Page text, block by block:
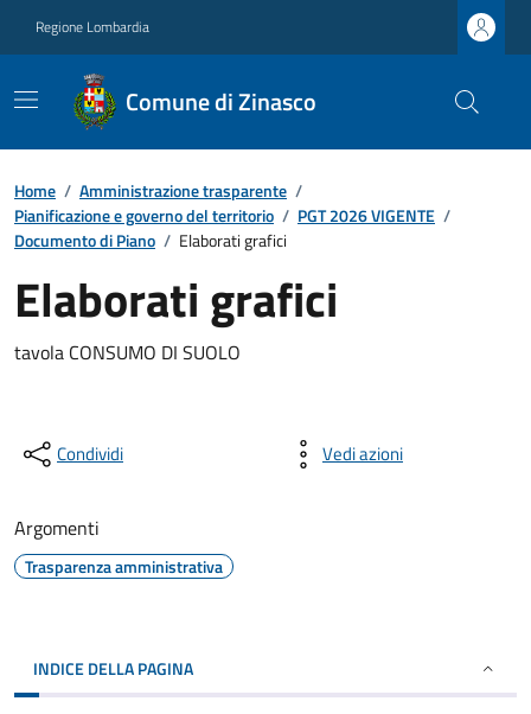
Regione Lombardia
Comune di Zinasco
Home / Amministrazione trasparente /
Pianificazione e governo del territorio / PGT 2026 VIGENTE /
Documento di Piano / Elaborati grafici
Elaborati grafici
tavola CONSUMO DI SUOLO
Condividi Vedi azioni
Argomenti
Trasparenza amministrativa
INDICE DELLA PAGINA